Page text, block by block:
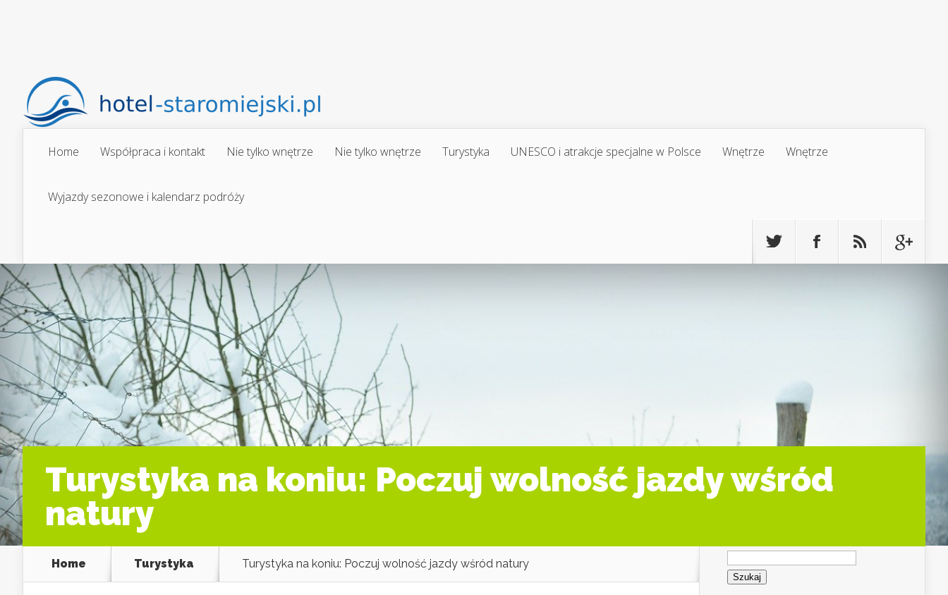
Home Współpraca i kontakt Nie tylko wnętrze Nie tylko wnętrze Turystyka UNESCO i atrakcje specjalne w Polsce Wnętrze Wnętrze
Wyjazdy sezonowe i kalendarz podróży
Turystyka na koniu: Poczuj wolność jazdy wśród
natury
Home Turystyka Turystyka na koniu: Poczuj wolność jazdy wśród natury
Szukaj: